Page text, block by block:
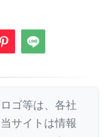
ゴ等は、各社
サイトは情報